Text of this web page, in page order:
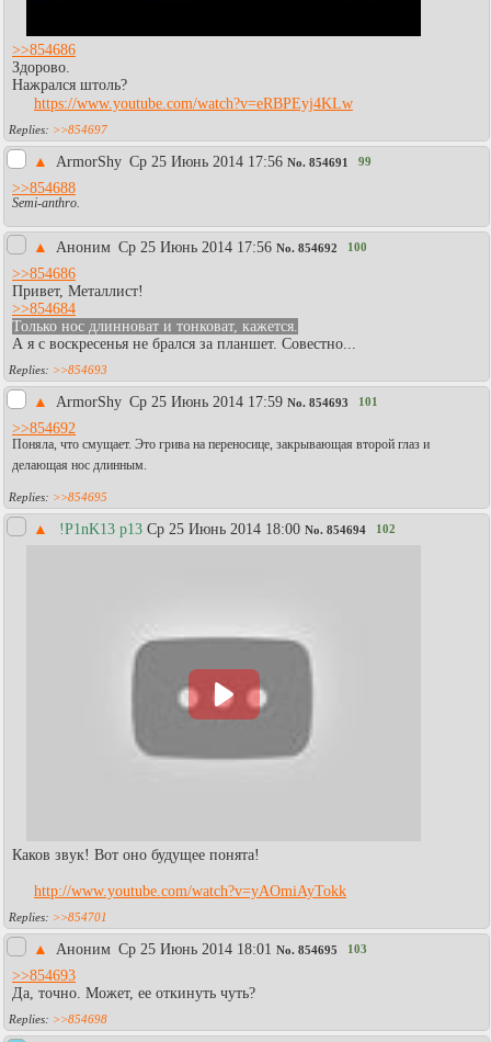
>>854686
Здорово.
Нажрался штоль?
https://www.youtube.com/watch?v=eRBPEyj4KLw
>>854697
▲ АrmorShy Ср 25 Июнь 2014 17:56 No. 854691 99
>>854688
Semi-anthro.
▲ Аноним Ср 25 Июнь 2014 17:56 No. 854692 100
>>854686
Привет, Металлист!
>>854684
Только нос длинноват и тонковат, кажется.
А я с воскресенья не брался за планшет. Совестно...
>>854693
▲ АrmorShy Ср 25 Июнь 2014 17:59 No. 854693 101
>>854692
Поняла, что смущает. Это грива на переносице, закрывающая второй глаз и
делающая нос длинным.
>>854695
▲ !P1nK13 p13 Ср 25 Июнь 2014 18:00 No. 854694 102
Каков звук! Вот оно будущее понята!
http://www.youtube.com/watch?v=yAOmiAyTokk
>>854701
▲ Аноним Ср 25 Июнь 2014 18:01 No. 854695 103
>>854693
Да, точно. Может, ее откинуть чуть?
>>854698